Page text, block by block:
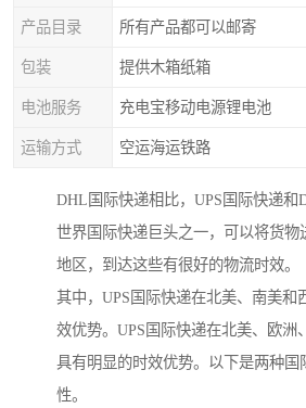
产品目录 所有产品都可以邮寄
包装 提供木箱纸箱
电池服务 充电宝移动电源锂电池
运输方式 空运海运铁路
DHL国际快递相比，UPS国际快递和
世界国际快递巨头之一，可以将货物
地区，到达这些有很好的物流时效。
其中，UPS国际快递在北美、南美和
效优势。UPS国际快递在北美、欧洲
具有明显的时效优势。以下是两种国
性。